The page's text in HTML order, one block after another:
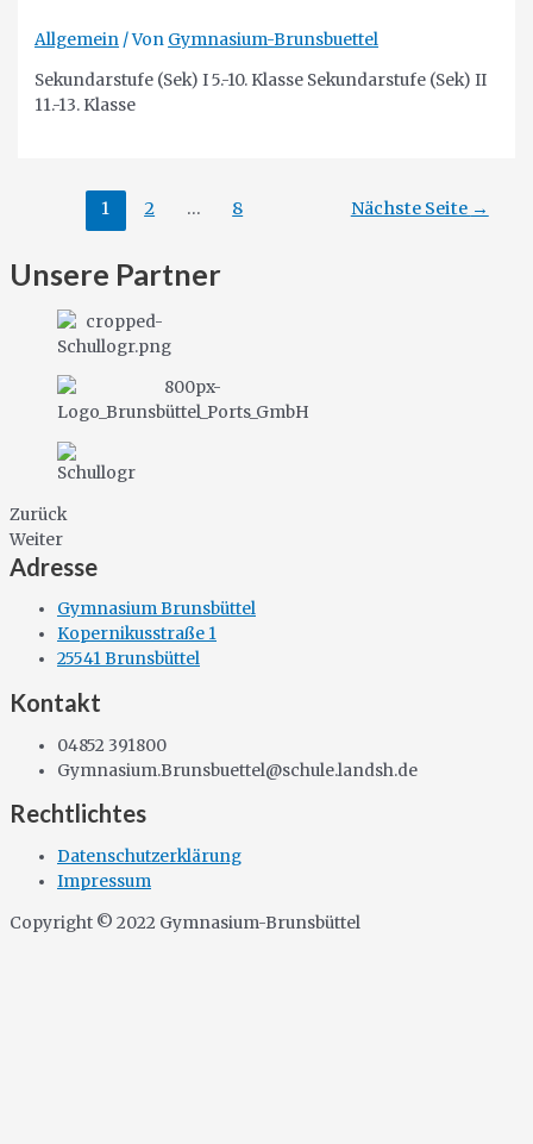
Allgemein / Von Gymnasium-Brunsbuettel
Sekundarstufe (Sek) I 5.-10. Klasse Sekundarstufe (Sek) II
11.-13. Klasse
Seitennummerierung
1 2 … 8 Nächste Seite →
Unsere Partner
Zurück
Weiter
Adresse
Gymnasium Brunsbüttel
Kopernikusstraße 1
25541 Brunsbüttel
Kontakt
04852 391800
Gymnasium.Brunsbuettel@schule.landsh.de
Rechtlichtes
Datenschutzerklärung
Impressum
Copyright © 2022 Gymnasium-Brunsbüttel